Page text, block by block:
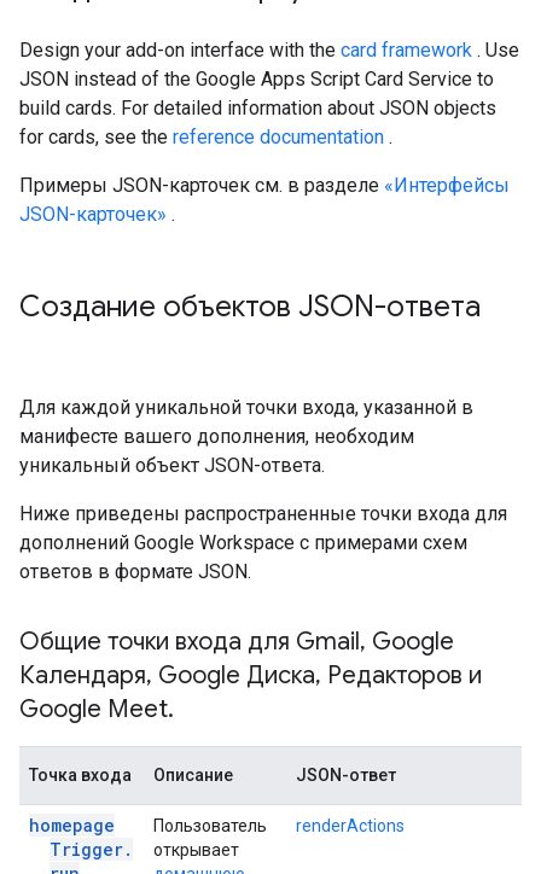
Design your add-on interface with the card framework . Use
JSON instead of the Google Apps Script Card Service to
build cards. For detailed information about JSON objects
for cards, see the reference documentation .
Примеры JSON-карточек см. в разделе «Интерфейсы
JSON-карточек» .
Создание объектов JSON-ответа
Для каждой уникальной точки входа, указанной в
манифесте вашего дополнения, необходим
уникальный объект JSON-ответа.
Ниже приведены распространенные точки входа для
дополнений Google Workspace с примерами схем
ответов в формате JSON.
Общие точки входа для Gmail, Google
Календаря, Google Диска, Редакторов и
Google Meet.
Точка входа Описание JSON-ответ
homepage
Trigger.
Пользователь
открывает
renderActions